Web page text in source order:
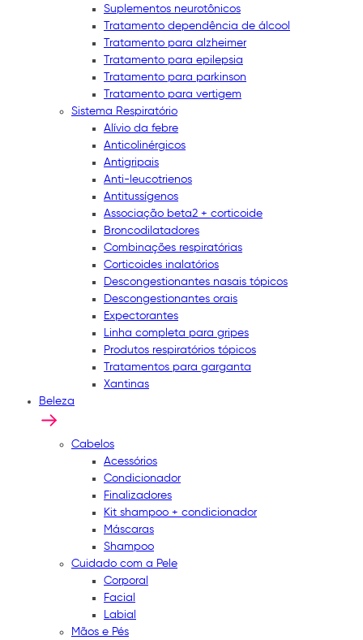
Suplementos neurotônicos
Tratamento dependência de álcool
Tratamento para alzheimer
Tratamento para epilepsia
Tratamento para parkinson
Tratamento para vertigem
Sistema Respiratório
Alívio da febre
Anticolinérgicos
Antigripais
Anti-leucotrienos
Antitussígenos
Associação beta2 + corticoide
Broncodilatadores
Combinações respiratórias
Corticoides inalatórios
Descongestionantes nasais tópicos
Descongestionantes orais
Expectorantes
Linha completa para gripes
Produtos respiratórios tópicos
Tratamentos para garganta
Xantinas
Beleza
Cabelos
Acessórios
Condicionador
Finalizadores
Kit shampoo + condicionador
Máscaras
Shampoo
Cuidado com a Pele
Corporal
Facial
Labial
Mãos e Pés